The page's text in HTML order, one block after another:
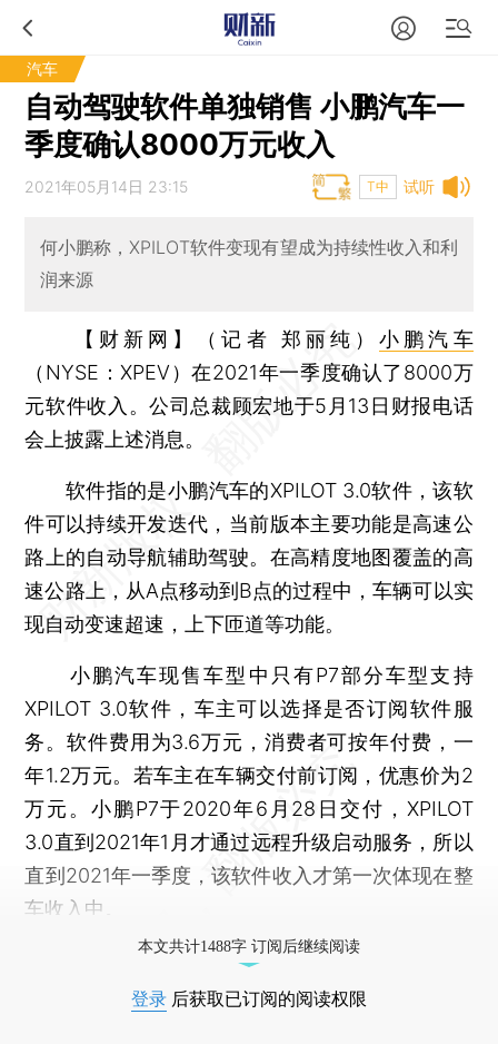
汽车
自动驾驶软件单独销售 小鹏汽车一
季度确认8000万元收入
试听
2021年05月14日 23:15 T中
何小鹏称，XPILOT软件变现有望成为持续性收入和利
润来源
【财新网】（记者 郑丽纯）小鹏汽车
（NYSE：XPEV）在2021年一季度确认了8000万
元软件收入。公司总裁顾宏地于5月13日财报电话
会上披露上述消息。
软件指的是小鹏汽车的XPILOT 3.0软件，该软
件可以持续开发迭代，当前版本主要功能是高速公
路上的自动导航辅助驾驶。在高精度地图覆盖的高
速公路上，从A点移动到B点的过程中，车辆可以实
现自动变速超速，上下匝道等功能。
小鹏汽车现售车型中只有P7部分车型支持
XPILOT 3.0软件，车主可以选择是否订阅软件服
务。软件费用为3.6万元，消费者可按年付费，一
年1.2万元。若车主在车辆交付前订阅，优惠价为2
万元。小鹏P7于2020年6月28日交付，XPILOT
3.0直到2021年1月才通过远程升级启动服务，所以
直到2021年一季度，该软件收入才第一次体现在整
车收入中。
本文共计1488字 订阅后继续阅读
登录 后获取已订阅的阅读权限